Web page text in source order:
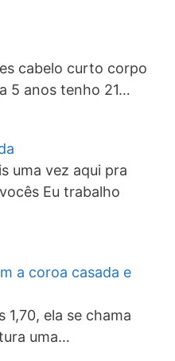
cabelo curto corpo
5 anos tenho 21…
uma vez aqui pra
Eu trabalho
a coroa casada e
1,70, ela se chama
uma…